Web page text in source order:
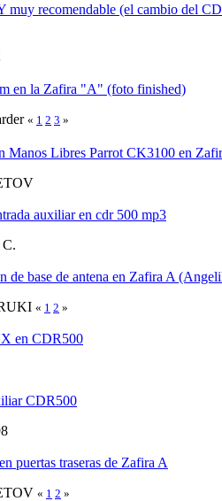
muy recomendable (el cambio del
en la Zafira "A" (foto finished)
« 1 2 3 »
Manos Libres Parrot CK3100 en
auxiliar en cdr 500 mp3
de base de antena en Zafira A
« 1 2 »
en CDR500
CDR500
puertas traseras de Zafira A
« 1 2 »